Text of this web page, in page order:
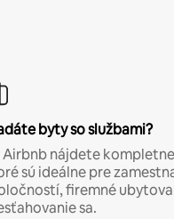
byty so službami?
Airbnb nájdete
sú ideálne pre
firemné
sa.